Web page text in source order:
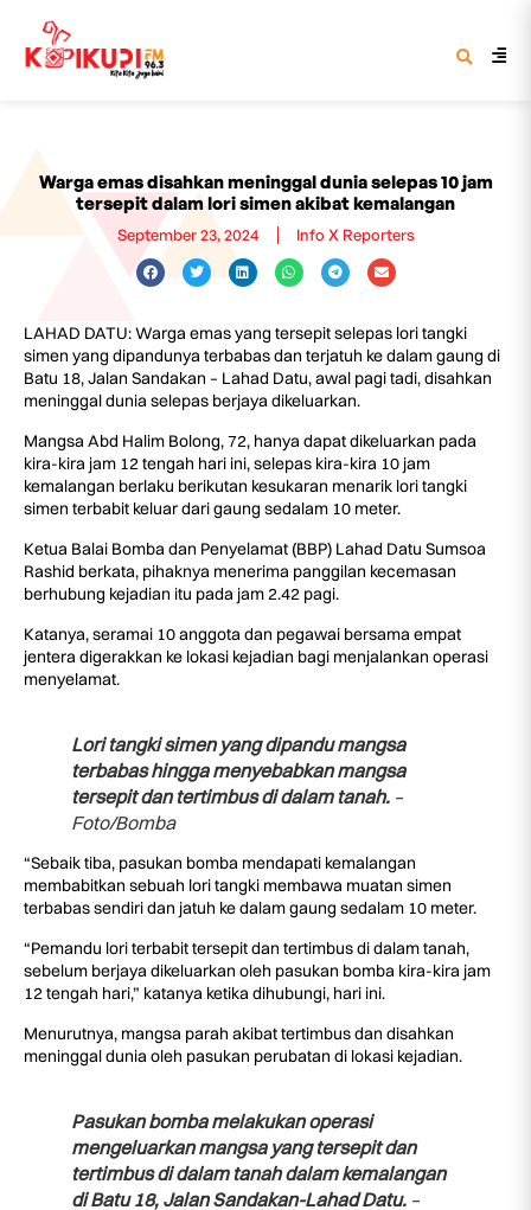
Warga emas disahkan meninggal dunia selepas 10 jam
tersepit dalam lori simen akibat kemalangan
September 23, 2024 Info X Reporters
LAHAD DATU: Warga emas yang tersepit selepas lori tangki
simen yang dipandunya terbabas dan terjatuh ke dalam gaung di
Batu 18, Jalan Sandakan – Lahad Datu, awal pagi tadi, disahkan
meninggal dunia selepas berjaya dikeluarkan.
Mangsa Abd Halim Bolong, 72, hanya dapat dikeluarkan pada
kira-kira jam 12 tengah hari ini, selepas kira-kira 10 jam
kemalangan berlaku berikutan kesukaran menarik lori tangki
simen terbabit keluar dari gaung sedalam 10 meter.
Ketua Balai Bomba dan Penyelamat (BBP) Lahad Datu Sumsoa
Rashid berkata, pihaknya menerima panggilan kecemasan
berhubung kejadian itu pada jam 2.42 pagi.
Katanya, seramai 10 anggota dan pegawai bersama empat
jentera digerakkan ke lokasi kejadian bagi menjalankan operasi
menyelamat.
Lori tangki simen yang dipandu mangsa
terbabas hingga menyebabkan mangsa
tersepit dan tertimbus di dalam tanah. –
Foto/Bomba
“Sebaik tiba, pasukan bomba mendapati kemalangan
membabitkan sebuah lori tangki membawa muatan simen
terbabas sendiri dan jatuh ke dalam gaung sedalam 10 meter.
“Pemandu lori terbabit tersepit dan tertimbus di dalam tanah,
sebelum berjaya dikeluarkan oleh pasukan bomba kira-kira jam
12 tengah hari,” katanya ketika dihubungi, hari ini.
Menurutnya, mangsa parah akibat tertimbus dan disahkan
meninggal dunia oleh pasukan perubatan di lokasi kejadian.
Pasukan bomba melakukan operasi
mengeluarkan mangsa yang tersepit dan
tertimbus di dalam tanah dalam kemalangan
di Batu 18, Jalan Sandakan-Lahad Datu. –